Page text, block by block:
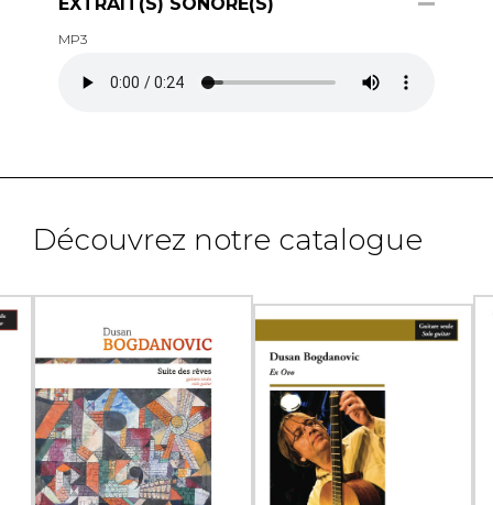
MP3
Découvrez notre catalogue